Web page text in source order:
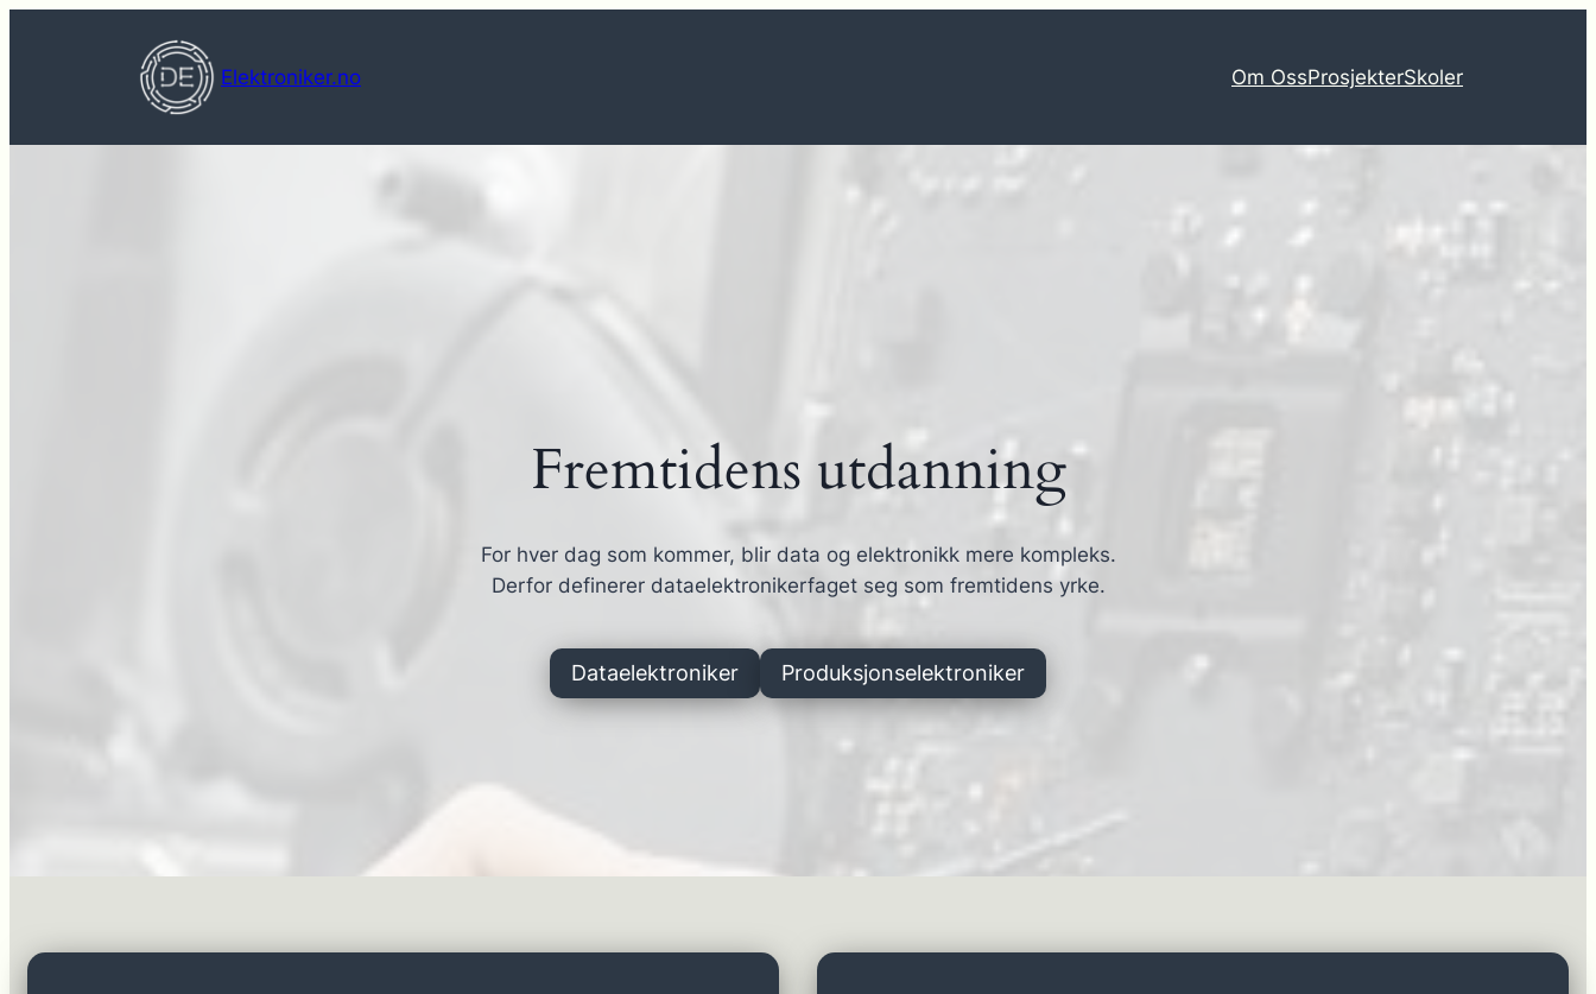
Elektroniker.no Om OssProsjekterSkoler
Fremtidens utdanning
For hver dag som kommer, blir data og elektronikk mere kompleks.
Derfor definerer dataelektronikerfaget seg som fremtidens yrke.
Dataelektroniker Produksjonselektroniker